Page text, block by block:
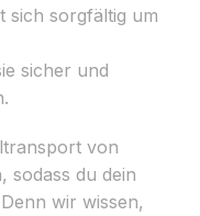
sich sorgfältig um
sicher und
von
sodass du dein
wir wissen,